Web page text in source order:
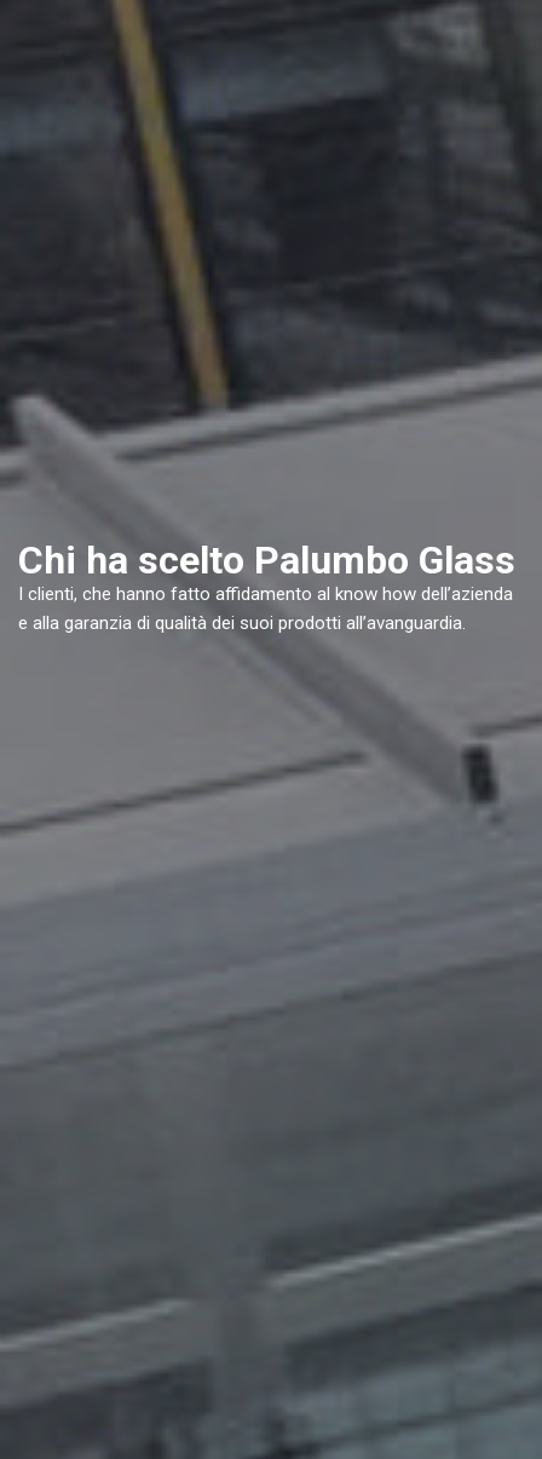
Chi ha scelto Palumbo Glass
I clienti, che hanno fatto affidamento al know how dell’azienda
e alla garanzia di qualità dei suoi prodotti all’avanguardia.